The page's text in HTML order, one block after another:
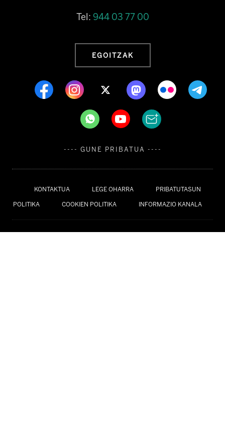
KONTAKTUA LEGE OHARRA PRIBATUTASUN
POLITIKA COOKIEN POLITIKA INFORMAZIO KANALA
Tel: 944 03 77 00
EGOITZAK
---- GUNE PRIBATUA ----